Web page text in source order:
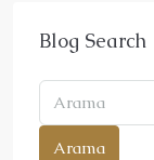
Blog Search
Arama